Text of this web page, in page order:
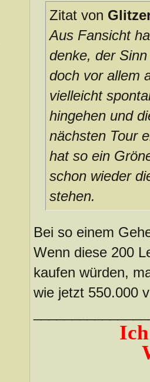
Zitat von
Aus Fansicht
denke, der
doch vor allem
vielleicht
hingehen und
nächsten Tour
hat so ein
schon wieder
stehen.
Bei so einem
Wenn diese 200
kaufen würden,
wie jetzt 550.000